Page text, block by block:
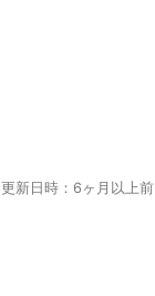
更新日時：6ヶ月以上前